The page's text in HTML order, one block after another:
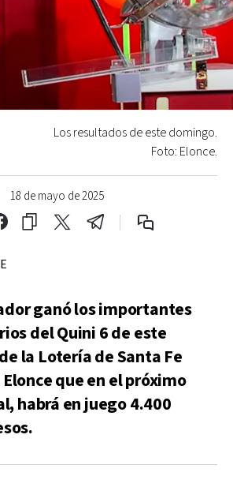
18 de mayo de 2025
Los resultados de este domingo.
Foto: Elonce.
ganó los importantes
del Quini 6 de este
la Lotería de Santa Fe
que en el próximo
habrá en juego 4.400